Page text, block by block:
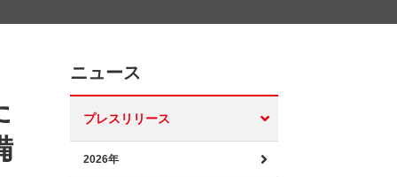
ニュース
プレスリリース
2026年